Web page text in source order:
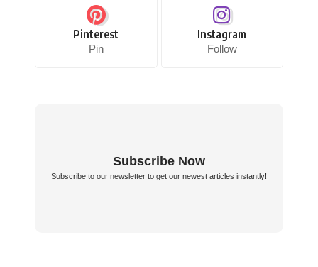
Pinterest
Pin
Instagram
Follow
Subscribe Now
Subscribe to our newsletter to get our newest articles instantly!